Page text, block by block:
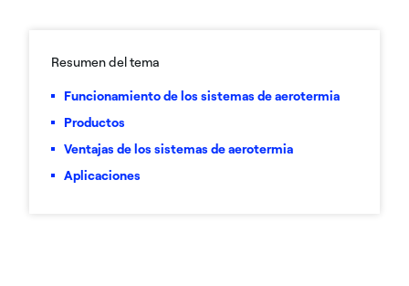
Resumen del tema
Funcionamiento de los sistemas de aerotermia
Productos
Ventajas de los sistemas de aerotermia
Aplicaciones